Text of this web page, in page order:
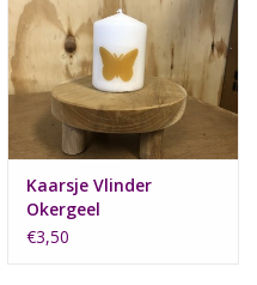
Kaarsje Vlinder
Okergeel
€3,50